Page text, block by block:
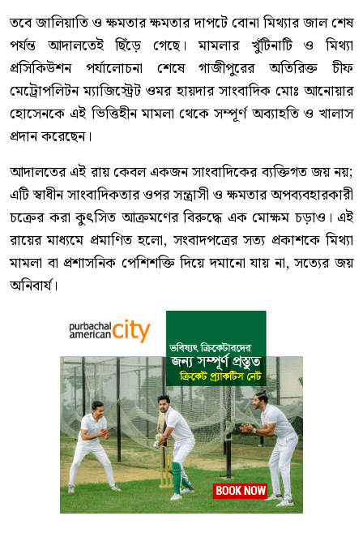
তবে জালিয়াতি ও ক্ষমতার ক্ষমতার দাপটে বোনা মিথ্যার জাল শেষ
পর্যন্ত আদালতেই ছিঁড়ে গেছে। মামলার খুঁটিনাটি ও মিথ্যা
প্রসিকিউশন পর্যালোচনা শেষে গাজীপুরের অতিরিক্ত চীফ
মেট্রোপলিটন ম্যাজিস্ট্রেট ওমর হায়দার সাংবাদিক মোঃ আনোয়ার
হোসেনকে এই ভিত্তিহীন মামলা থেকে সম্পূর্ণ অব্যাহতি ও খালাস
প্রদান করেছেন।
আদালতের এই রায় কেবল একজন সাংবাদিকের ব্যক্তিগত জয় নয়;
এটি স্বাধীন সাংবাদিকতার ওপর সন্ত্রাসী ও ক্ষমতার অপব্যবহারকারী
চক্রের করা কুৎসিত আক্রমণের বিরুদ্ধে এক মোক্ষম চড়াও। এই
রায়ের মাধ্যমে প্রমাণিত হলো, সংবাদপত্রের সত্য প্রকাশকে মিথ্যা
মামলা বা প্রশাসনিক পেশিশক্তি দিয়ে দমানো যায় না, সত্যের জয়
অনিবার্য।